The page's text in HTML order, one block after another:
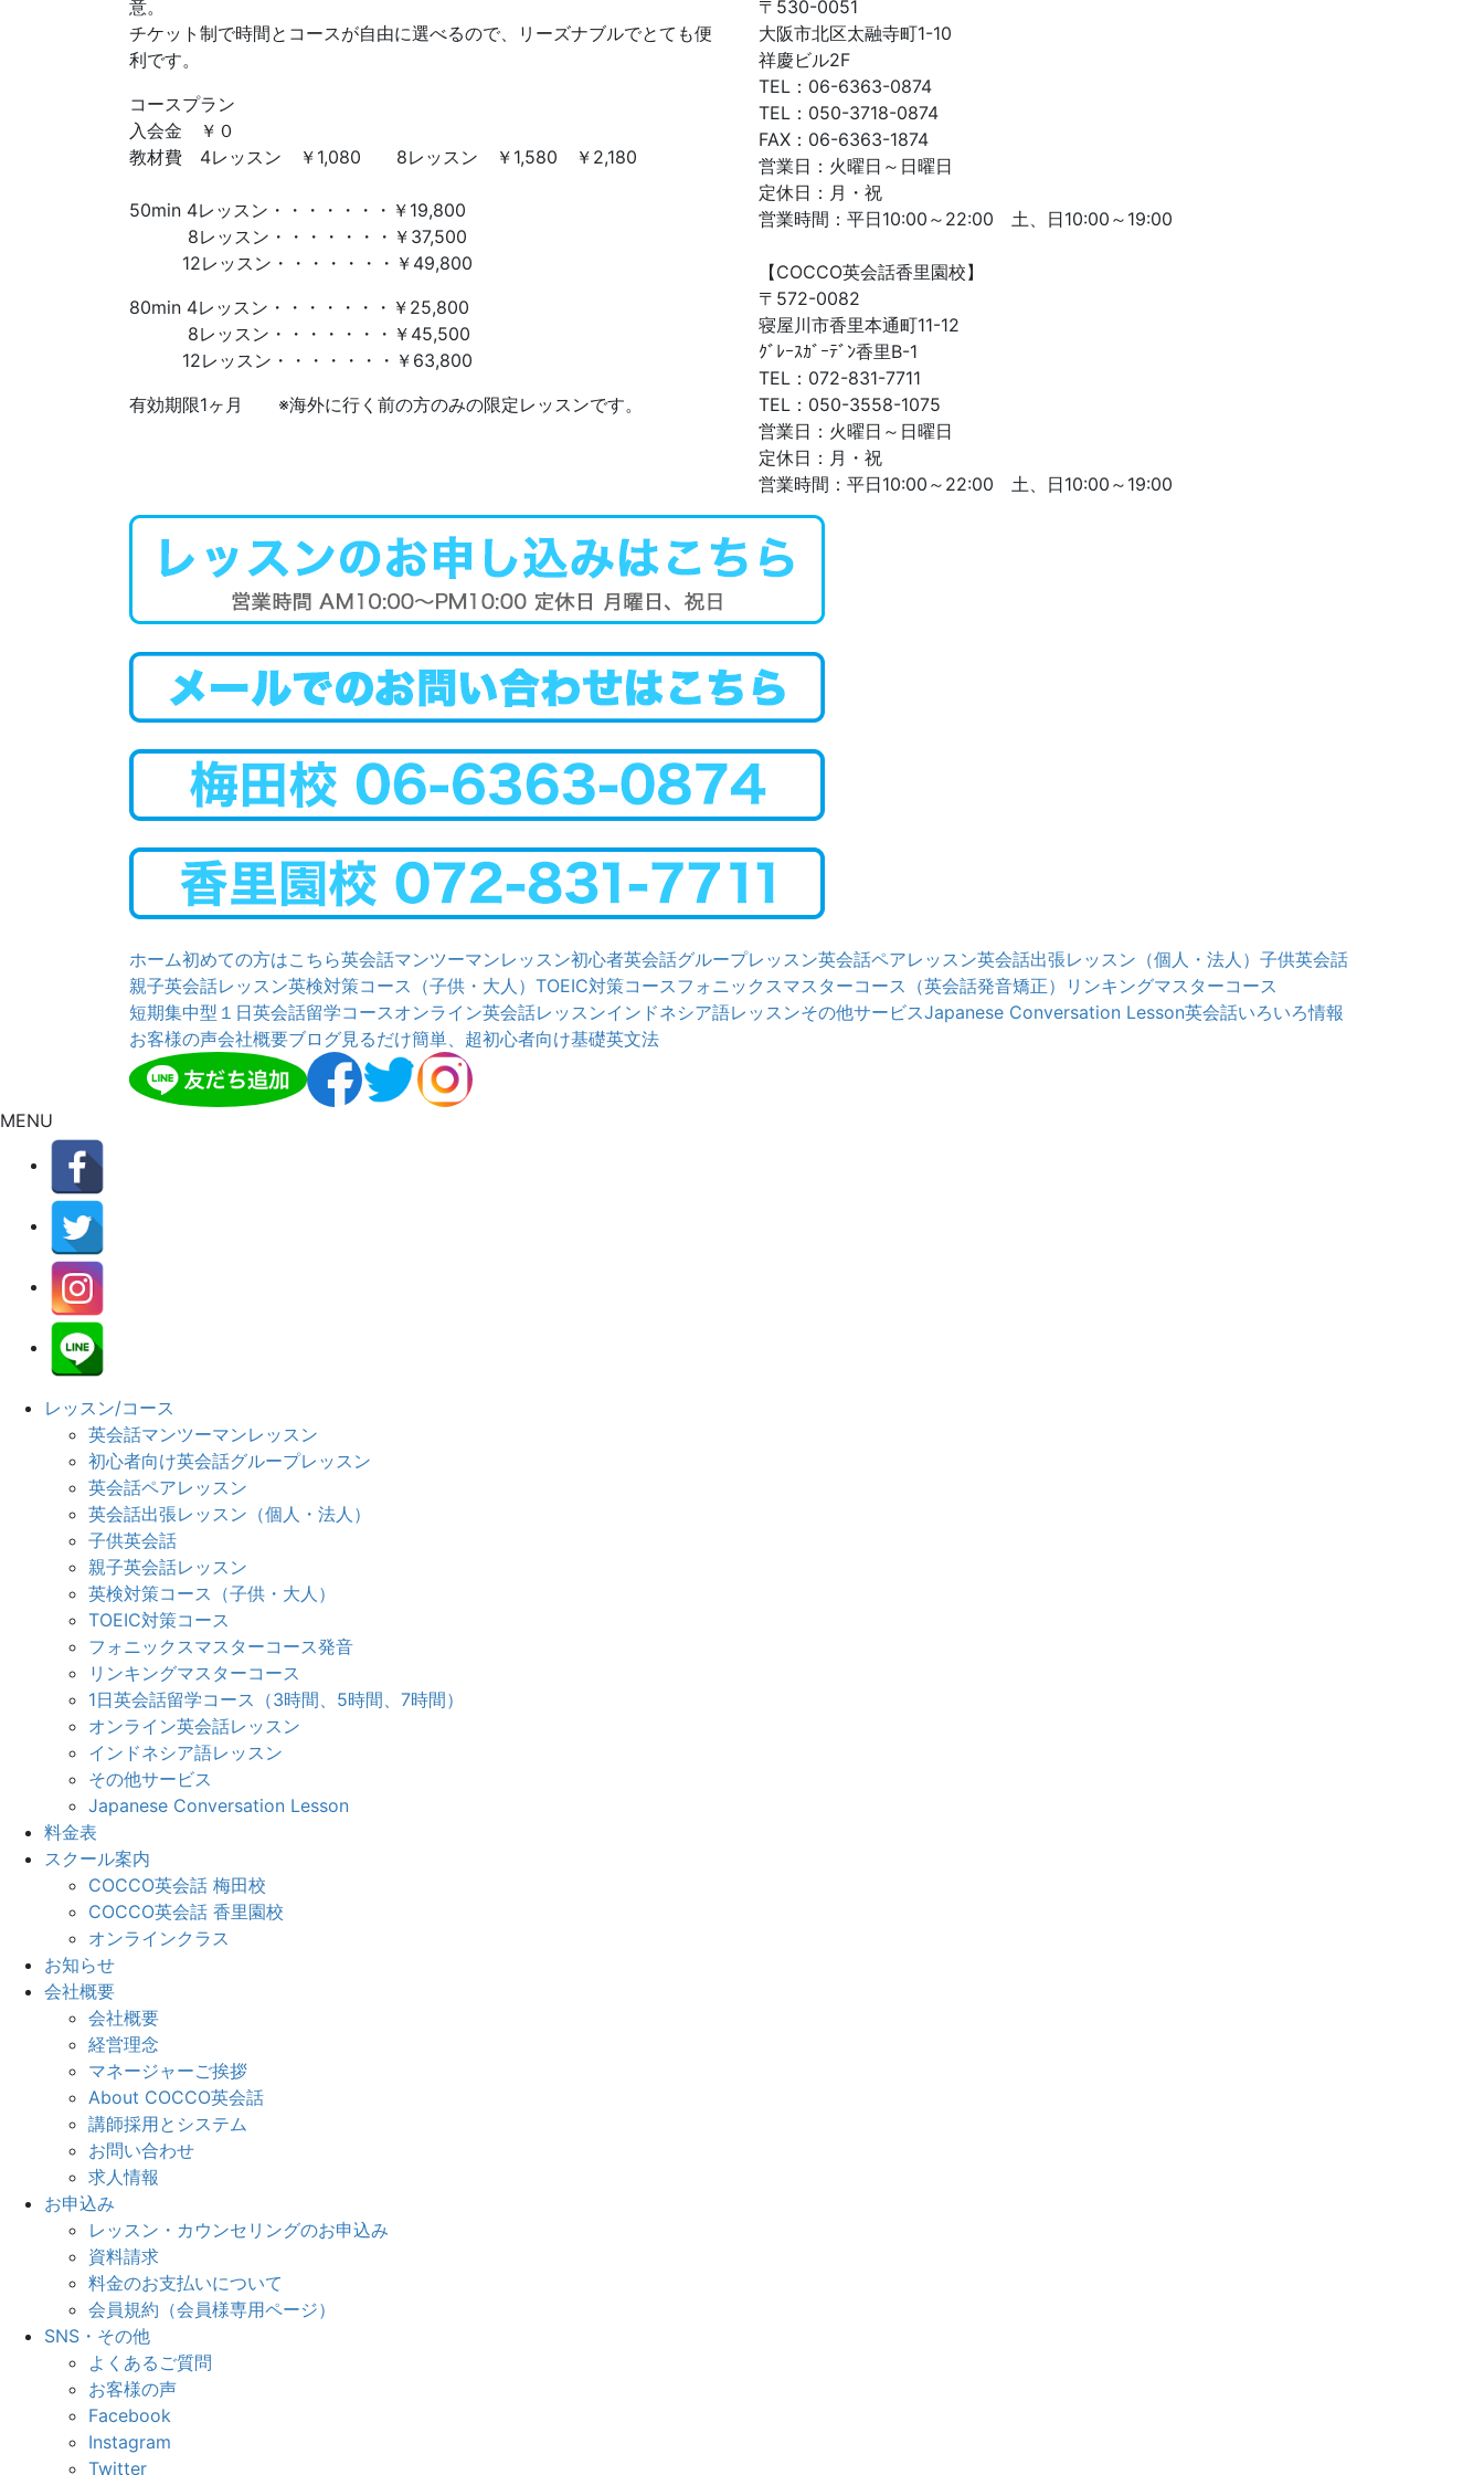
意。
チケット制で時間とコースが自由に選べるので、リーズナブルでとても便
利です。
コースプラン
入会金 ￥０
教材費 4レッスン ￥1,080 8レッスン ￥1,580 ￥2,180
50min 4レッスン・・・・・・・￥19,800
8レッスン・・・・・・・￥37,500
12レッスン・・・・・・・￥49,800
80min 4レッスン・・・・・・・￥25,800
8レッスン・・・・・・・￥45,500
12レッスン・・・・・・・￥63,800
有効期限1ヶ月 ※海外に行く前の方のみの限定レッスンです。
〒530-0051
大阪市北区太融寺町1-10
祥慶ビル2F
TEL：06-6363-0874
TEL：050-3718-0874
FAX：06-6363-1874
営業日：火曜日～日曜日
定休日：月・祝
営業時間：平日10:00～22:00 土、日10:00～19:00
【COCCO英会話香里園校】
〒572-0082
寝屋川市香里本通町11-12
ｸﾞﾚｰｽｶﾞｰﾃﾞﾝ香里B-1
TEL：072-831-7711
TEL：050-3558-1075
営業日：火曜日～日曜日
定休日：月・祝
営業時間：平日10:00～22:00 土、日10:00～19:00
ホーム初めての方はこちら英会話マンツーマンレッスン初心者英会話グループレッスン英会話ペアレッスン英会話出張レッスン（個人・法人） 子供英会話
親子英会話レッスン英検対策コース（子供・大人） TOEIC対策コースフォニックスマスターコース（英会話発音矯正）
リンキングマスターコース
短期集中型１日英会話留学コースオンライン英会話レッスンインドネシア語レッスンその他サービスJapanese Conversation Lesson英会話いろいろ情報
お客様の声会社概要ブログ見るだけ簡単、超初心者向け基礎英文法
MENU
レッスン/コース
英会話マンツーマンレッスン
初心者向け英会話グループレッスン
英会話ペアレッスン
英会話出張レッスン（個人・法人）
子供英会話
親子英会話レッスン
英検対策コース（子供・大人）
TOEIC対策コース
フォニックスマスターコース発音
リンキングマスターコース
1日英会話留学コース（3時間、5時間、7時間）
オンライン英会話レッスン
インドネシア語レッスン
その他サービス
Japanese Conversation Lesson
料金表
スクール案内
COCCO英会話 梅田校
COCCO英会話 香里園校
オンラインクラス
お知らせ
会社概要
会社概要
経営理念
マネージャーご挨拶
About COCCO英会話
講師採用とシステム
お問い合わせ
求人情報
お申込み
レッスン・カウンセリングのお申込み
資料請求
料金のお支払いについて
会員規約（会員様専用ページ）
SNS・その他
よくあるご質問
お客様の声
Facebook
Instagram
Twitter